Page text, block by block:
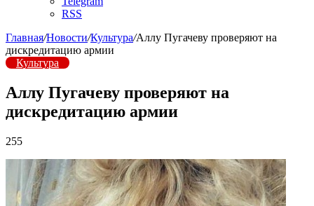
RSS
Главная/Новости/Культура/Аллу Пугачеву проверяют на
дискредитацию армии
Культура
Аллу Пугачеву проверяют на
дискредитацию армии
255